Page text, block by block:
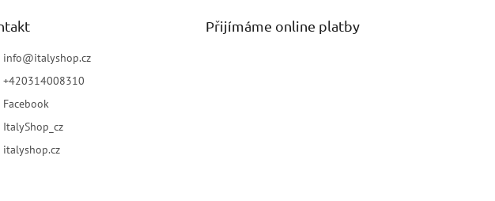
info@italyshop.cz
+420314008310
Facebook
ItalyShop_cz
italyshop.cz
Přijímáme online platby